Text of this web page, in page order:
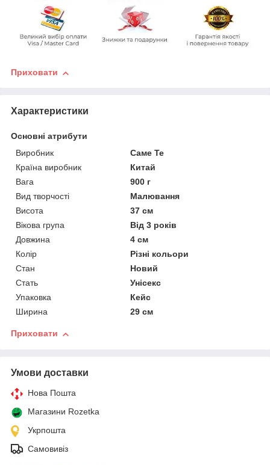
Приховати
Характеристики
Основні атрибути
Виробник
Саме Те
Країна виробник
Китай
Вага
900 г
Вид творчості
Малювання
Висота
37 см
Вікова група
Від 3 років
Довжина
4 см
Колір
Різні кольори
Стан
Новий
Стать
Унісекс
Упаковка
Кейс
Ширина
29 см
Приховати
Умови доставки
Нова Пошта
Магазини Rozetka
Укрпошта
Самовивіз